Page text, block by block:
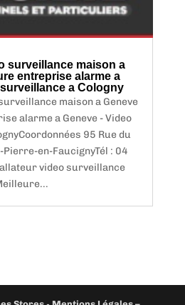
surveillance maison a
entreprise alarme a
a Cologny
maison a Geneve
alarme a Geneve - Video
95 Rue du
en-FaucignyTél : 04
video surveillance